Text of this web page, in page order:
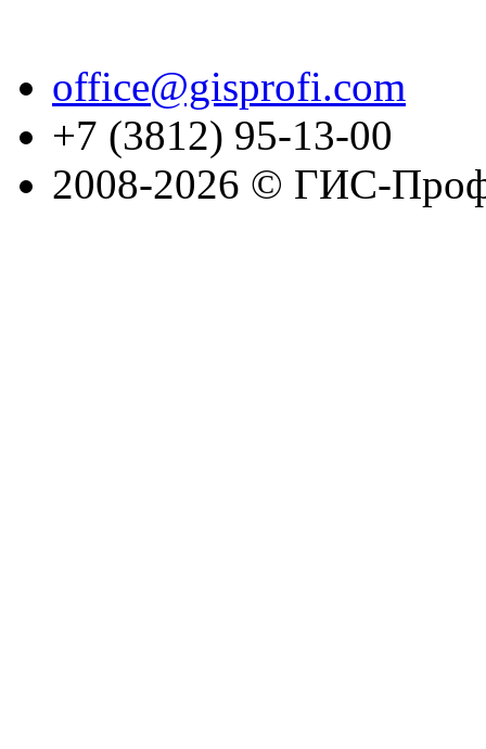
office@gisprofi.com
+7 (3812) 95-13-00
2008-2026 © ГИС-